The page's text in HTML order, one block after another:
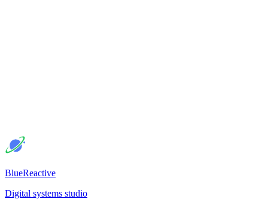
BlueReactive
Digital systems studio